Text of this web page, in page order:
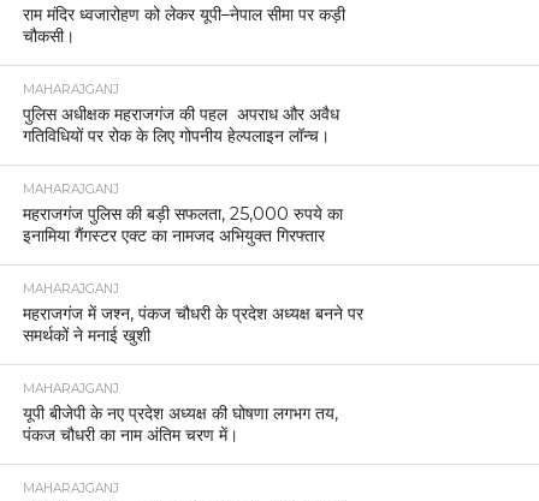
राम मंदिर ध्वजारोहण को लेकर यूपी–नेपाल सीमा पर कड़ी
चौकसी।
MAHARAJGANJ
पुलिस अधीक्षक महराजगंज की पहल अपराध और अवैध
गतिविधियों पर रोक के लिए गोपनीय हेल्पलाइन लॉन्च।
MAHARAJGANJ
महराजगंज पुलिस की बड़ी सफलता, 25,000 रुपये का
इनामिया गैंगस्टर एक्ट का नामजद अभियुक्त गिरफ्तार
MAHARAJGANJ
महराजगंज में जश्न, पंकज चौधरी के प्रदेश अध्यक्ष बनने पर
समर्थकों ने मनाई खुशी
MAHARAJGANJ
यूपी बीजेपी के नए प्रदेश अध्यक्ष की घोषणा लगभग तय,
पंकज चौधरी का नाम अंतिम चरण में।
MAHARAJGANJ